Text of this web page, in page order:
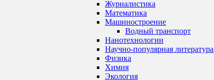
Журналистика
Математика
Машиностроение
Водный транспорт
Нанотехнологии
Научно-популярная литература
Физика
Химия
Экология